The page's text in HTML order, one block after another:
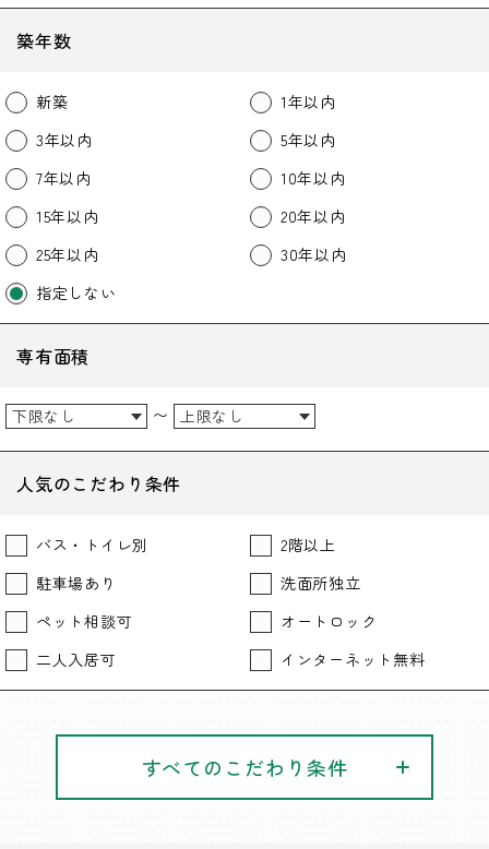
築年数
新築
1年以内
3年以内
5年以内
7年以内
10年以内
15年以内
20年以内
25年以内
30年以内
指定しない
専有面積
〜
人気のこだわり条件
バス・トイレ別
2階以上
駐車場あり
洗面所独立
ペット相談可
オートロック
二人入居可
インターネット無料
すべてのこだわり条件